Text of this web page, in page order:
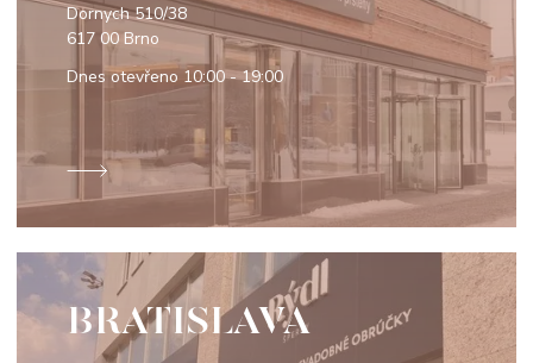
Dornych 510/38
617 00 Brno
Dnes otevřeno 10:00 - 19:00
BRATISLAVA